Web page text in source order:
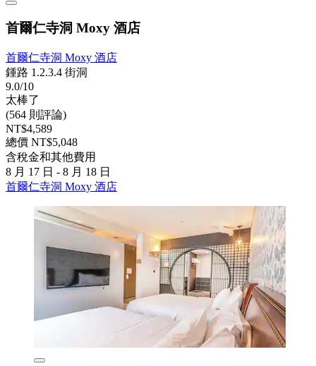
首爾仁寺洞 Moxy 酒店
首爾仁寺洞 Moxy 酒店
鍾路 1.2.3.4 街洞
9.0/10
太棒了
(564 則評論)
NT$4,589
總價 NT$5,048
含稅金和其他費用
8 月 17 日 - 8 月 18 日
首爾仁寺洞 Moxy 酒店